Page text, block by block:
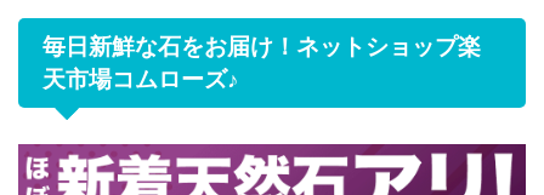
毎日新鮮な石をお届け！ネットショップ楽
天市場コムローズ♪